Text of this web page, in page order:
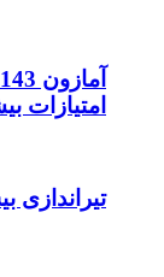
امتیازات
تیراندازی بیش از 40 سال رژه